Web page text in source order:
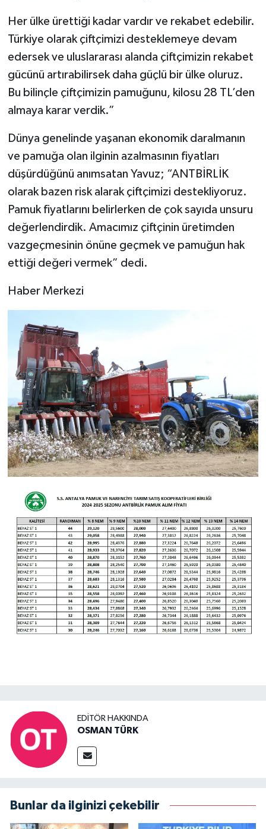
Her ülke ürettiği kadar vardır ve rekabet edebilir.
Türkiye olarak çiftçimizi desteklemeye devam
edersek ve uluslararası alanda çiftçimizin rekabet
gücünü artırabilirsek daha güçlü bir ülke oluruz.
Bu bilinçle çiftçimizin pamuğunu, kilosu 28 TL’den
almaya karar verdik.”
Dünya genelinde yaşanan ekonomik daralmanın
ve pamuğa olan ilginin azalmasının fiyatları
düşürdüğünü anımsatan Yavuz; “ANTBİRLİK
olarak bazen risk alarak çiftçimizi destekliyoruz.
Pamuk fiyatlarını belirlerken de çok sayıda unsuru
değerlendirdik. Amacımız çiftçinin üretimden
vazgeçmesinin önüne geçmek ve pamuğun hak
ettiği değeri vermek” dedi.
Haber Merkezi
EDITÖR HAKKINDA
OSMAN TÜRK
Bunlar da ilginizi çekebilir